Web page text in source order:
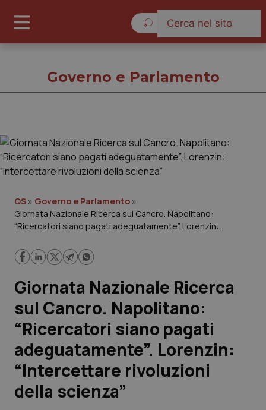
Cronache
Governo e Parlamento
Regioni e Asl
Lavoro e Professioni
Scienza e Farmaci
Studi e Analisi
Lettere al direttore
Edizioni Regionali
Governo e Parlamento
QS » Governo e Parlamento »
Giornata Nazionale Ricerca sul Cancro. Napolitano:
“Ricercatori siano pagati adeguatamente”. Lorenzin:
Giornata Nazionale Ricerca
sul Cancro. Napolitano:
“Ricercatori siano pagati
adeguatamente”. Lorenzin:
“Intercettare rivoluzioni
della scienza”